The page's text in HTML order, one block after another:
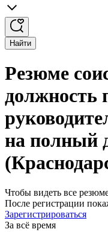
Найти
Резюме
должность
на полный
Чтобы видеть все
После регистрации
Зарегистрироваться
За всё время